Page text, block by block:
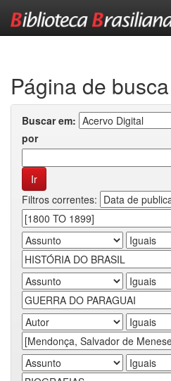
Página de busca
Buscar em:
por
Filtros correntes: